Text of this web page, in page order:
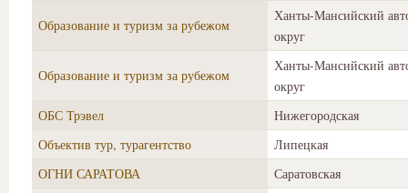
Образование и туризм за рубежом
Ханты-Мансийский
округ
Образование и туризм за рубежом
Ханты-Мансийский
округ
ОБС Трэвел
Нижегородская
Объектив тур, турагентство
Липецкая
ОГНИ САРАТОВА
Саратовская